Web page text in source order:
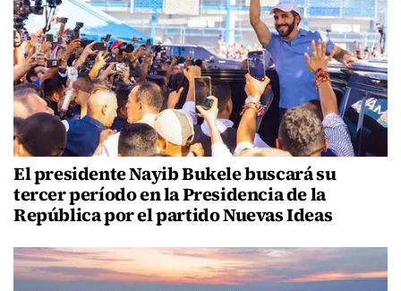
El presidente Nayib Bukele buscará su
tercer período en la Presidencia de la
República por el partido Nuevas Ideas